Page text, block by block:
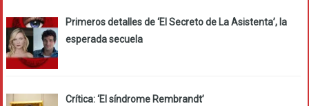
Primeros detalles de ‘El Secreto de La Asistenta’, la
esperada secuela
Crítica: ‘El síndrome Rembrandt’